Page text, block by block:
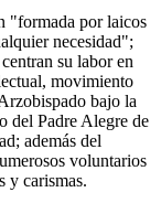
"formada por laicos
necesidad";
su labor en
movimiento
bajo la
del Padre Alegre de
además del
voluntarios
y carismas.